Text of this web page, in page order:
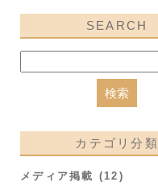
SEARCH
カテゴリ分類
メディア掲載 (12)